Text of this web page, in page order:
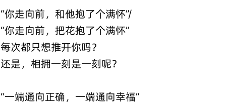
“你走向前，和他抱了个满怀”/
“你走向前，把花抱了个满怀”
每次都只想推开你吗？
还是，相拥一刻是一刻呢？
“一端通向正确，一端通向幸福”